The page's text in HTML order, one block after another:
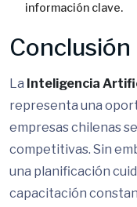
información clave.
Conclusión
La Inteligencia
representa una
empresas chilenas
competitivas. Sin
una planificación
capacitación